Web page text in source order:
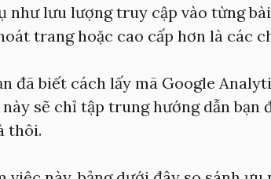
như lưu lượng truy cập vào từng
trang hoặc cao cấp hơn là các
đã biết cách lấy mã Google
sẽ chỉ tập trung hướng dẫn bạn
thôi.